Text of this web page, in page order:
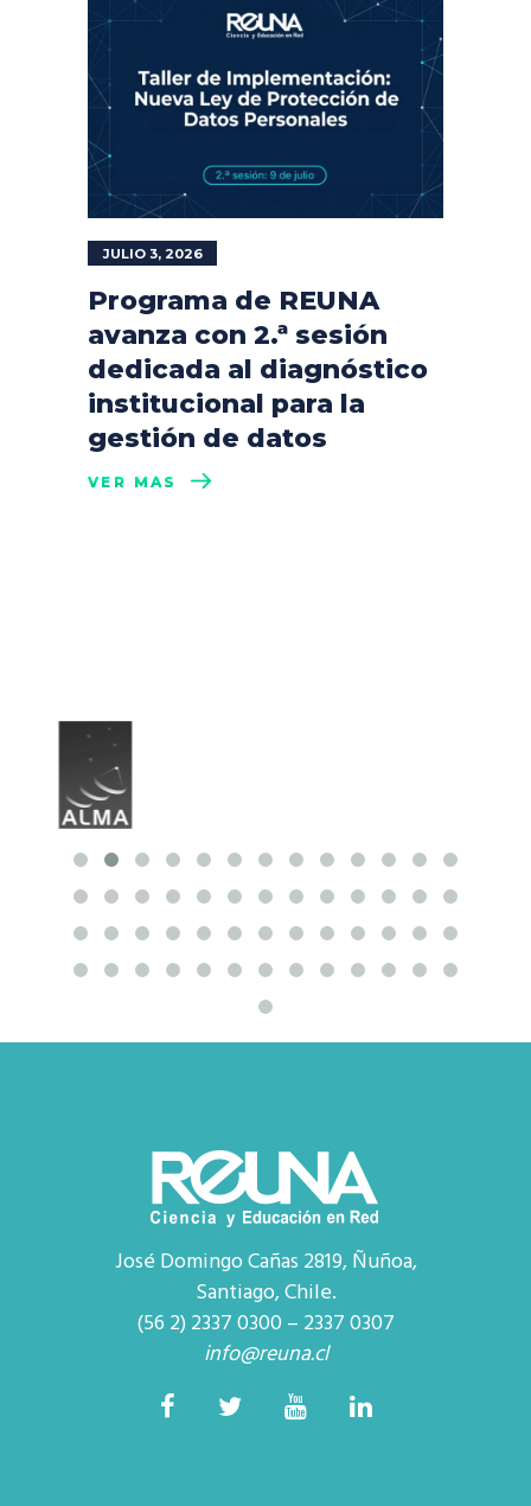
JULIO 3, 2026
Programa de REUNA
avanza con 2.ª sesión
dedicada al diagnóstico
institucional para la
gestión de datos
VER MÁS
José Domingo Cañas 2819, Ñuñoa,
Santiago, Chile.
(56 2) 2337 0300 – 2337 0307
info@reuna.cl